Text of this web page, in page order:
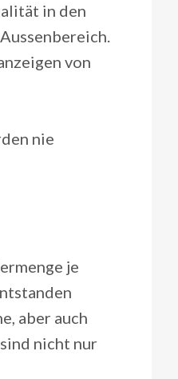
in den
von
nie
je
aber auch
nicht nur